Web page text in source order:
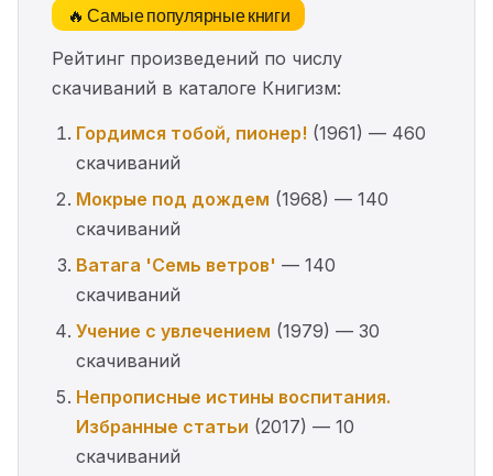
🔥 Самые популярные книги
Рейтинг произведений по числу
скачиваний в каталоге Книгизм:
Гордимся тобой, пионер! (1961) — 460
скачиваний
Мокрые под дождем (1968) — 140
скачиваний
Ватага 'Семь ветров' — 140
скачиваний
Учение с увлечением (1979) — 30
скачиваний
Непрописные истины воспитания.
Избранные статьи (2017) — 10
скачиваний